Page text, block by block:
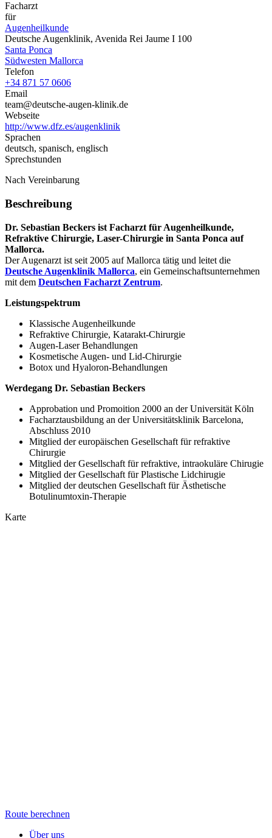
Facharzt
für
Augenheilkunde
Deutsche Augenklinik, Avenida Rei Jaume I 100
Santa Ponca
Südwesten Mallorca
Telefon
+34 871 57 0606
Email
team@deutsche-augen-klinik.de
Webseite
http://www.dfz.es/augenklinik
Sprachen
deutsch, spanisch, englisch
Sprechstunden
Nach Vereinbarung
Beschreibung
Dr. Sebastian Beckers ist Facharzt für Augenheilkunde,
Refraktive Chirurgie, Laser-Chirurgie in Santa Ponca auf
Mallorca.
Der Augenarzt ist seit 2005 auf Mallorca tätig und leitet die
Deutsche Augenklinik Mallorca, ein Gemeinschaftsunternehmen
mit dem Deutschen Facharzt Zentrum.
Leistungspektrum
Klassische Augenheilkunde
Refraktive Chirurgie, Katarakt-Chirurgie
Augen-Laser Behandlungen
Kosmetische Augen- und Lid-Chirurgie
Botox und Hyaloron-Behandlungen
Werdegang Dr. Sebastian Beckers
Approbation und Promoition 2000 an der Universität Köln
Facharztausbildung an der Universitätsklinik Barcelona,
Abschluss 2010
Mitglied der europäischen Gesellschaft für refraktive
Chirurgie
Mitglied der Gesellschaft für refraktive, intraokuläre Chirugie
Mitglied der Gesellschaft für Plastische Lidchirugie
Mitglied der deutschen Gesellschaft für Ästhetische
Botulinumtoxin-Therapie
Karte
Route berechnen
Über uns